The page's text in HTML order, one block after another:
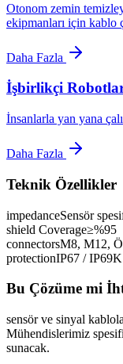
Otonom zemin
ekipmanları için kablo
Daha Fazla
İşbirlikçi
İnsanlarla yan yana
Daha Fazla
Teknik Özellikler
impedanceSensör
shield Coverage≥%95
connectorsM8, M12,
protectionIP67 / IP69K
Bu Çözüme mi
sensör ve sinyal
Mühendislerimiz
sunacak.